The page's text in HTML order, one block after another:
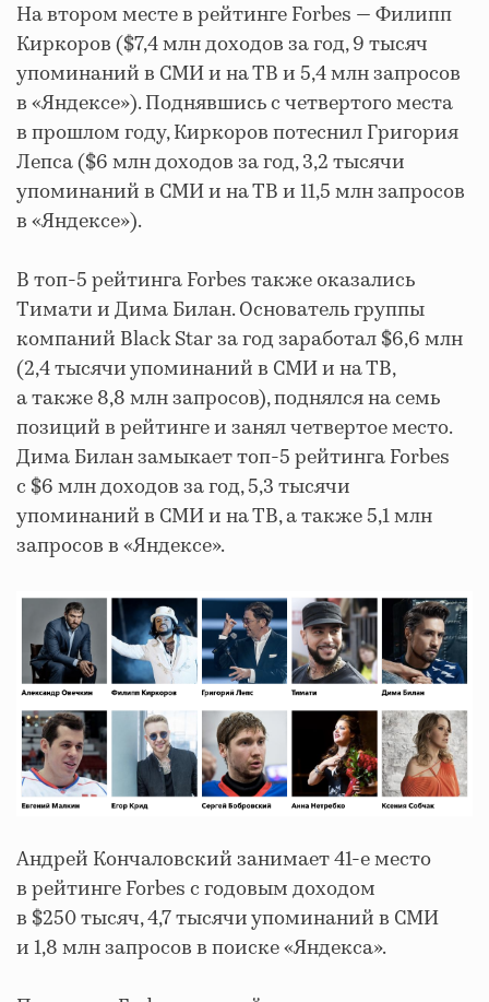
На втором месте в рейтинге Forbes — Филипп
Киркоров ($7,4 млн доходов за год, 9 тысяч
упоминаний в СМИ и на ТВ и 5,4 млн запросов
в «Яндексе»). Поднявшись с четвертого места
в прошлом году, Киркоров потеснил Григория
Лепса ($6 млн доходов за год, 3,2 тысячи
упоминаний в СМИ и на ТВ и 11,5 млн запросов
в «Яндексе»).
В топ-5 рейтинга Forbes также оказались
Тимати и Дима Билан. Основатель группы
компаний Black Star за год заработал $6,6 млн
(2,4 тысячи упоминаний в СМИ и на ТВ,
а также 8,8 млн запросов), поднялся на семь
позиций в рейтинге и занял четвертое место.
Дима Билан замыкает топ-5 рейтинга Forbes
с $6 млн доходов за год, 5,3 тысячи
упоминаний в СМИ и на ТВ, а также 5,1 млн
запросов в «Яндексе».
Андрей Кончаловский занимает 41-е место
в рейтинге Forbes c годовым доходом
в $250 тысяч, 4,7 тысячи упоминаний в СМИ
и 1,8 млн запросов в поиске «Яндекса».